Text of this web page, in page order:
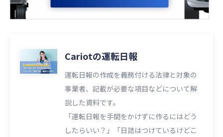
Cariotの運転日報
運転日報の作成を義務付ける法律と対象の
事業者、記載が必要な項目などについて解
説した資料です。
「運転日報を手間をかけずに作るにはどう
したらいい？」「日誌はつけているけどこ